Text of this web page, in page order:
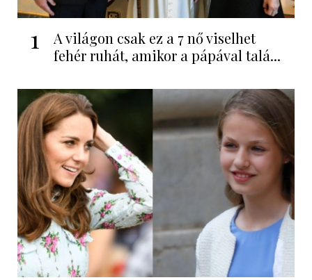
1
A világon csak ez a 7 nő viselhet
fehér ruhát, amikor a pápával talá...